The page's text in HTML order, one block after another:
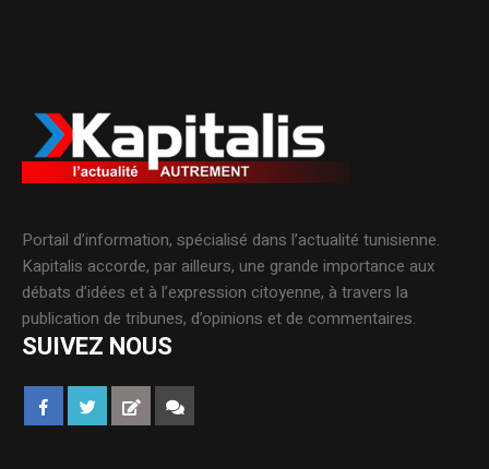
Portail d’information, spécialisé dans l’actualité tunisienne.
Kapitalis accorde, par ailleurs, une grande importance aux
débats d’idées et à l’expression citoyenne, à travers la
publication de tribunes, d’opinions et de commentaires.
SUIVEZ NOUS